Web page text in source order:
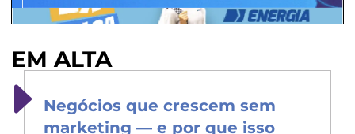
EM ALTA
Negócios que crescem sem
marketing — e por que isso